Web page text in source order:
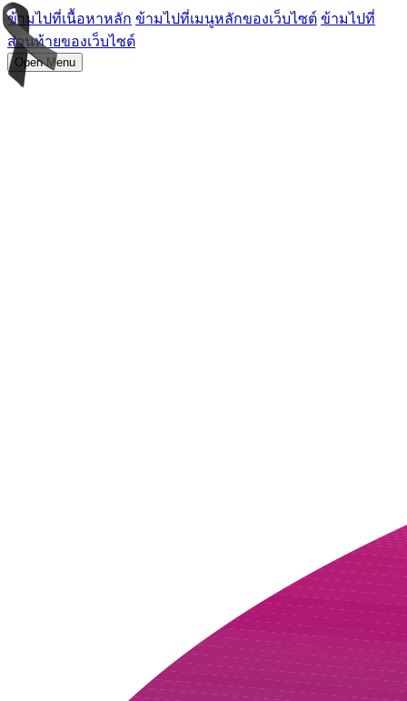
ข้ามไปที่เนื้อหาหลัก ข้ามไปที่เมนูหลักของเว็บไซต์ ข้ามไปที่
ส่วนท้ายของเว็บไซต์
Open Menu